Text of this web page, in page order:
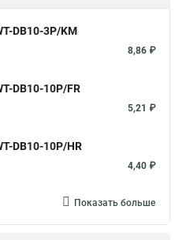
DB10-3P/KM
8,86 ₽
DB10-10P/FR
5,21 ₽
DB10-10P/HR
4,40 ₽
Показать больше